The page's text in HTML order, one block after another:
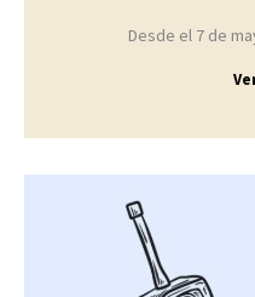
Desde el 7 de